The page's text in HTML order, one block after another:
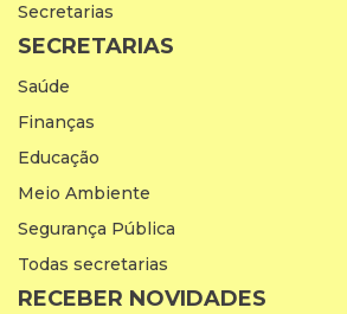
Secretarias
SECRETARIAS
Saúde
Finanças
Educação
Meio Ambiente
Segurança Pública
Todas secretarias
RECEBER NOVIDADES